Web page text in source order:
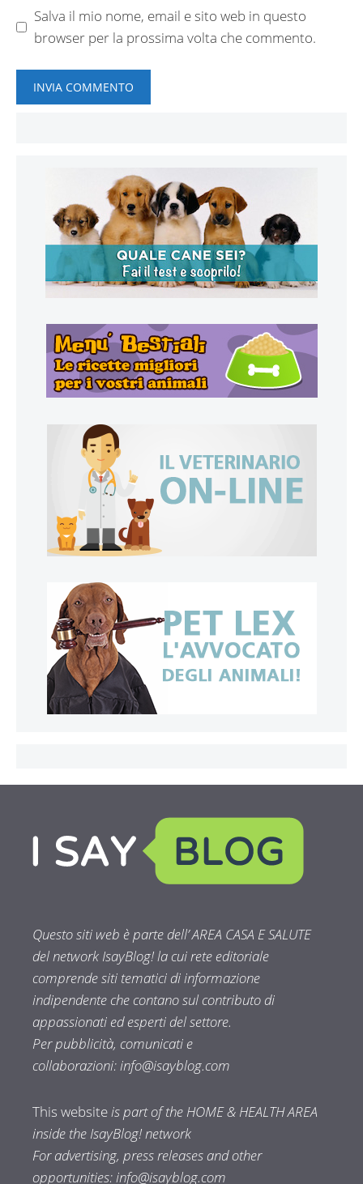
Salva il mio nome, email e sito web in questo
browser per la prossima volta che commento.
Questo siti web è parte dell’ AREA CASA E SALUTE
del network IsayBlog! la cui rete editoriale
comprende siti tematici di informazione
indipendente che contano sul contributo di
appassionati ed esperti del settore.
Per pubblicità, comunicati e
collaborazioni:info@isayblog.com
This websiteis part of the HOME & HEALTH AREA
inside the IsayBlog! network
For advertising, press releases and other
opportunities:info@isayblog.com